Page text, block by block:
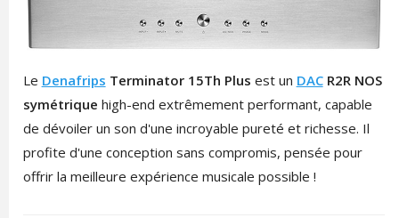
Le Denafrips Terminator 15Th Plus est un DACR2R NOS
symétrique high-end extrêmement performant, capable
de dévoiler un son d'une incroyable pureté et richesse. Il
profite d'une conception sans compromis, pensée pour
offrir la meilleure expérience musicale possible !